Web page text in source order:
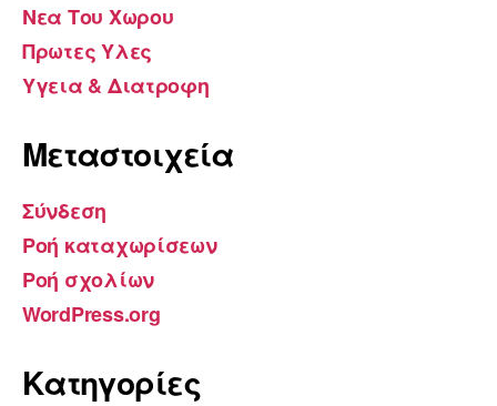
Νεα Του Χωρου
Πρωτες Υλες
Υγεια & Διατροφη
Μεταστοιχεία
Σύνδεση
Ροή καταχωρίσεων
Ροή σχολίων
WordPress.org
Kατηγορίες